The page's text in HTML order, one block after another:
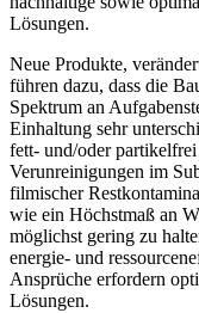
Lösungen.
Neue Produkte,
führen dazu, dass die
Spektrum an
Einhaltung sehr
fett- und/oder
Verunreinigungen im
filmischer
wie ein Höchstmaß an
möglichst gering zu
energie- und
Ansprüche erfordern
Lösungen.